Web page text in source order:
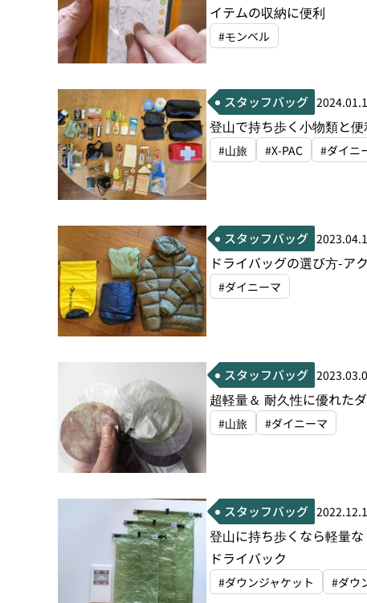
イテムの収納に便利
#モンベル
スタッフバッグ
登山で持ち歩く小物類と
#山旅 #X-PAC #ダイニ
スタッフバッグ
ドライバッグの選び方-ア
#ダイニーマ
スタッフバッグ
超軽量＆ 耐久性に優れた
#山旅 #ダイニーマ
スタッフバッグ
登山に持ち歩くなら軽量
ドライバック
#ダウンジャケット #ダウ